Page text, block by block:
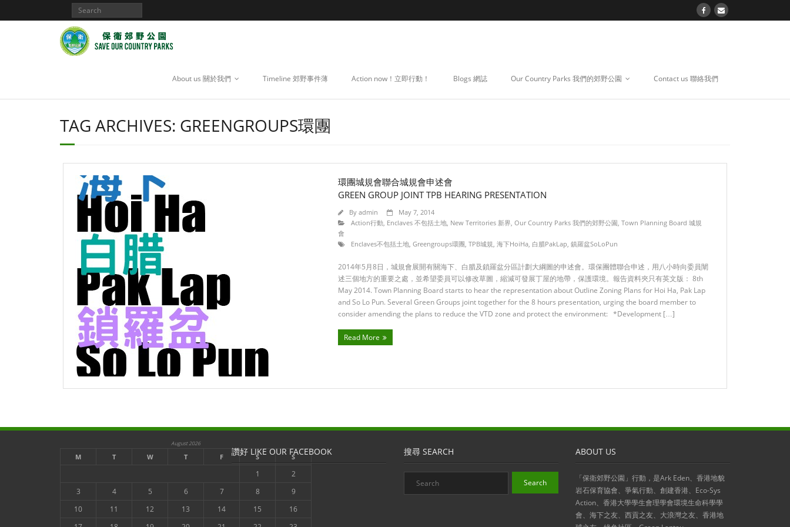
About us 關於我們 Timeline 郊野事件薄 Action now！立即行動！ Blogs 網誌 Our Country Parks 我們的郊野公園 Contact us 聯絡我們
TAG ARCHIVES: GREENGROUPS環團
環團城規會聯合城規會申述會
GREEN GROUP JOINT TPB HEARING PRESENTATION
By admin
May 7, 2014
Action行動, Enclaves 不包括土地, New Territories 新界, Our Country Parks 我們的郊野公園, Town Planning Board 城規
會
Enclaves不包括土地, Greengroups環團, TPB城規, 海下HoiHa, 白腊PakLap, 鎮羅盆SoLoPun
2014年5月8日，城規會展開有關海下、白腊及鎖羅盆分區計劃大綱圖的申述會。環保團體聯合申述，用八小時向委員闡
述三個地方的重要之處，並希望委員可以修改草圖，縮減可發展丁屋的地帶，保護環境。報告資料夾只有英文版： 8th
May 2014. Town Planning Board starts to hear the representation about Outline Zoning Plans for Hoi Ha, Pak Lap
and So Lo Pun. Several Green Groups joint together for the 8 hours presentation, urging the board member to
consider amending the plans to reduce the VTD zone and protect the environment: *Development […]
Read More
August 2026
M T W T F S S
1
2
3
4 5 6 7 8
9
10
11 12 13 14 15
16
讚好 LIKE OUR FACEBOOK 搜尋 SEARCH ABOUT US
「保衛郊野公園」行動，是Ark Eden、香港地貌
岩石保育協會、爭氣行動、創建香港、Eco-Sys
Action、香港大學學生會理學會環境生命科學學
會、海下之友、西貢之友、大浪灣之友、香港地